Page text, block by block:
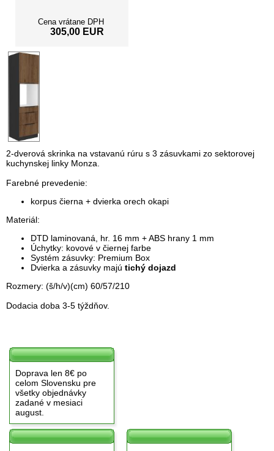
Cena vrátane DPH
305,00 EUR
2-dverová skrinka na vstavanú rúru s 3 zásuvkami zo sektorovej
kuchynskej linky Monza.
Farebné prevedenie:
korpus čierna + dvierka orech okapi
Materiál:
DTD laminovaná, hr. 16 mm + ABS hrany 1 mm
Úchytky: kovové v čiernej farbe
Systém zásuvky: Premium Box
Dvierka a zásuvky majú tichý dojazd
Rozmery: (š/h/v)(cm) 60/57/210
Dodacia doba 3-5 týždňov.
Doprava len 8€ po
celom Slovensku pre
všetky objednávky
zadané v mesiaci
august.